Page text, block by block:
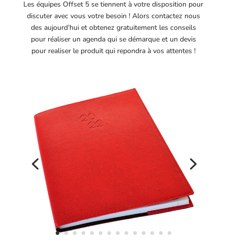
Les équipes Offset 5 se tiennent à votre disposition pour
discuter avec vous votre besoin ! Alors contactez nous
des aujourd’hui et obtenez gratuitement les conseils
pour réaliser un agenda qui se démarque et un devis
pour realiser le produit qui repondra à vos attentes !